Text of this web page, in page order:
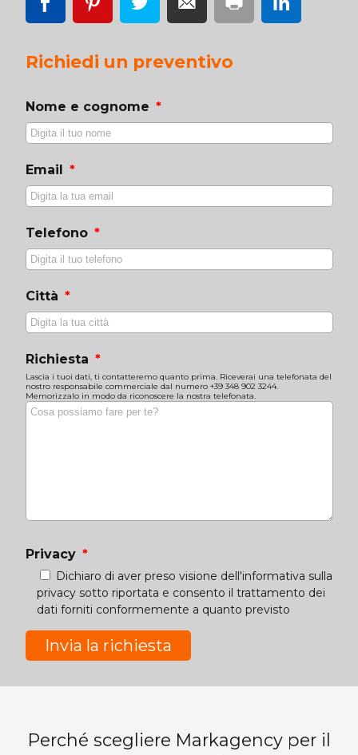
Richiedi un preventivo
Nome e cognome
Email
Telefono
Città
Richiesta
Lascia i tuoi dati, ti contatteremo quanto prima. Riceverai una telefonata del
nostro responsabile commerciale dal numero +39 348 902 3244.
Memorizzalo in modo da riconoscere la nostra telefonata.
Privacy
Dichiaro di aver preso visione dell'informativa sulla
privacy sotto riportata e consento il trattamento dei
dati forniti conformemente a quanto previsto
Perché scegliere Markagency per il